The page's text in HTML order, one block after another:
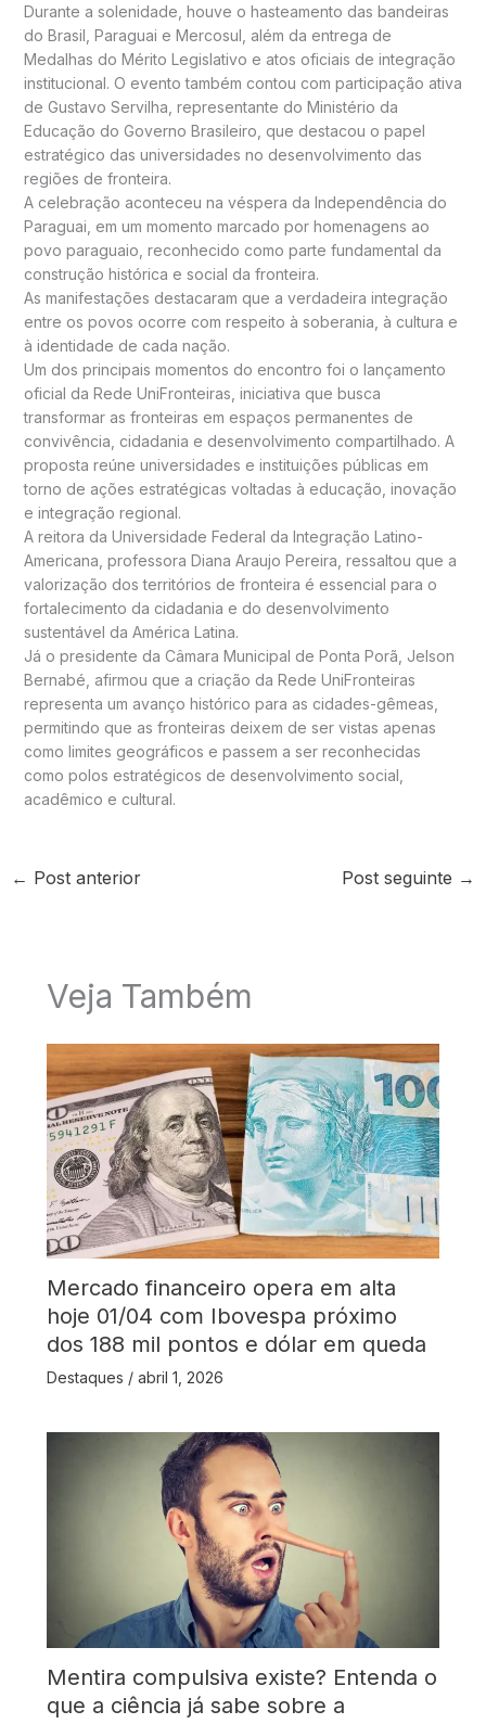
Durante a solenidade, houve o hasteamento das bandeiras
do Brasil, Paraguai e Mercosul, além da entrega de
Medalhas do Mérito Legislativo e atos oficiais de integração
institucional. O evento também contou com participação ativa
de Gustavo Servilha, representante do Ministério da
Educação do Governo Brasileiro, que destacou o papel
estratégico das universidades no desenvolvimento das
regiões de fronteira.
A celebração aconteceu na véspera da Independência do
Paraguai, em um momento marcado por homenagens ao
povo paraguaio, reconhecido como parte fundamental da
construção histórica e social da fronteira.
As manifestações destacaram que a verdadeira integração
entre os povos ocorre com respeito à soberania, à cultura e
à identidade de cada nação.
Um dos principais momentos do encontro foi o lançamento
oficial da Rede UniFronteiras, iniciativa que busca
transformar as fronteiras em espaços permanentes de
convivência, cidadania e desenvolvimento compartilhado. A
proposta reúne universidades e instituições públicas em
torno de ações estratégicas voltadas à educação, inovação
e integração regional.
A reitora da Universidade Federal da Integração Latino-
Americana, professora Diana Araujo Pereira, ressaltou que a
valorização dos territórios de fronteira é essencial para o
fortalecimento da cidadania e do desenvolvimento
sustentável da América Latina.
Já o presidente da Câmara Municipal de Ponta Porã, Jelson
Bernabé, afirmou que a criação da Rede UniFronteiras
representa um avanço histórico para as cidades-gêmeas,
permitindo que as fronteiras deixem de ser vistas apenas
como limites geográficos e passem a ser reconhecidas
como polos estratégicos de desenvolvimento social,
acadêmico e cultural.
← Post anterior Post seguinte →
Veja Também
Mercado financeiro opera em alta
hoje 01/04 com Ibovespa próximo
dos 188 mil pontos e dólar em queda
Destaques / abril 1, 2026
Mentira compulsiva existe? Entenda o
que a ciência já sabe sobre a